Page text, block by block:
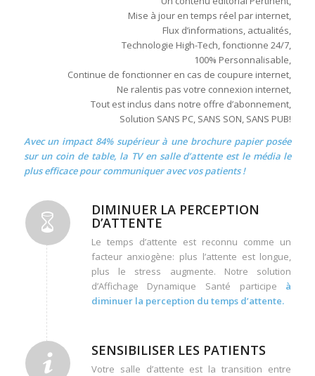
Mise à jour en temps réel par internet,
Flux d’informations, actualités,
Technologie High-Tech, fonctionne 24/7,
100% Personnalisable,
Continue de fonctionner en cas de coupure internet,
Ne ralentis pas votre connexion internet,
Tout est inclus dans notre offre d’abonnement,
Solution SANS PC, SANS SON, SANS PUB!
Avec un impact 84% supérieur à une brochure papier posée
sur un coin de table, la TV en salle d’attente est le média le
plus efficace pour communiquer avec vos patients !
DIMINUER LA PERCEPTION
D’ATTENTE
Le temps d’attente est reconnu comme un
facteur anxiogène: plus l’attente est longue,
plus le stress augmente. Notre solution
d’Affichage Dynamique Santé participe à
diminuer la perception du temps d’attente.
SENSIBILISER LES PATIENTS
Votre salle d’attente est la transition entre